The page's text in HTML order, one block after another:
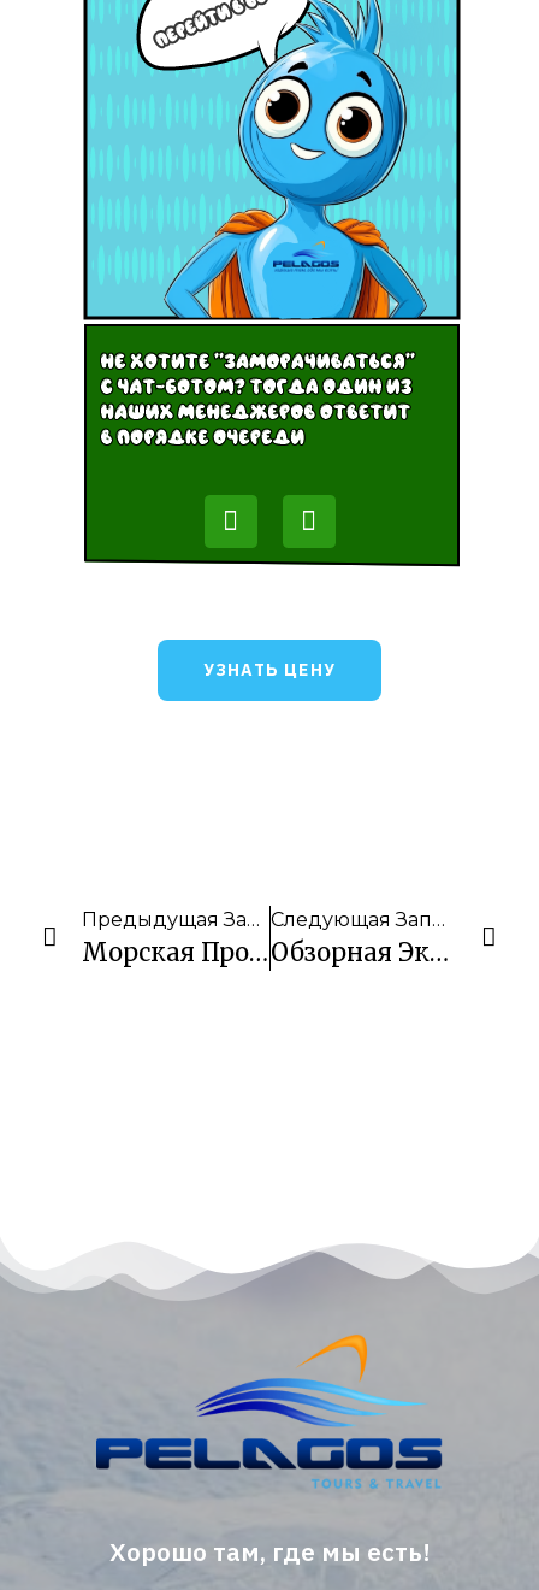
УЗНАТЬ ЦЕНУ
Предыдущая Запись
Морская Прогулка По Островам Вокруг Пангасинан
Следующая Запись
Обзорная Экскурсия По Себу + Сафари Парк
Хорошо там, где мы есть!